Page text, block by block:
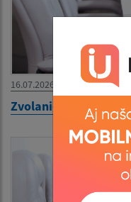
16.07.2026
Zvolanie 40.